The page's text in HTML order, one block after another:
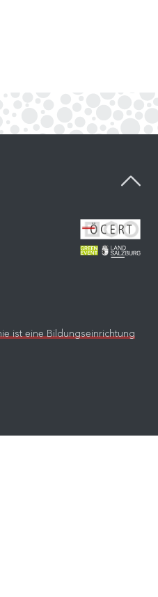
ist eine Bildungseinrichtung